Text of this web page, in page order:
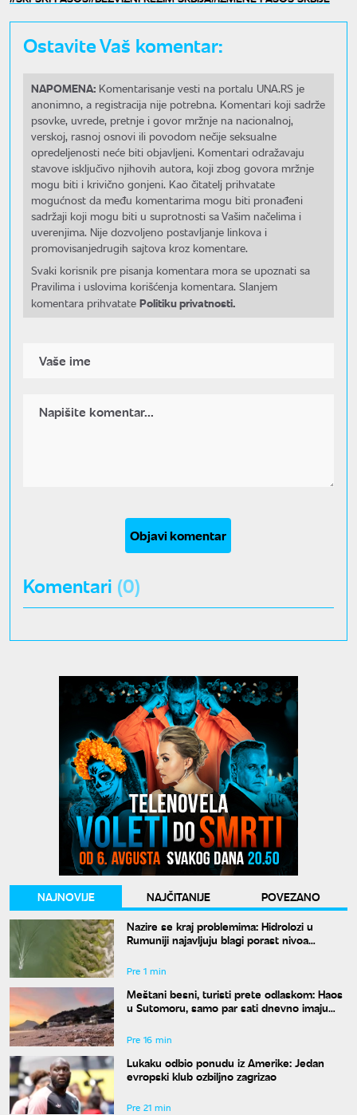
Ostavite Vaš komentar:
NAPOMENA: Komentarisanje vesti na portalu UNA.RS je
anonimno, a registracija nije potrebna. Komentari koji sadrže
psovke, uvrede, pretnje i govor mržnje na nacionalnoj,
verskoj, rasnoj osnovi ili povodom nečije seksualne
opredeljenosti neće biti objavljeni. Komentari odražavaju
stavove isključivo njihovih autora, koji zbog govora mržnje
mogu biti i krivično gonjeni. Kao čitatelj prihvatate
mogućnost da među komentarima mogu biti pronađeni
sadržaji koji mogu biti u suprotnosti sa Vašim načelima i
uverenjima. Nije dozvoljeno postavljanje linkova i
promovisanjedrugih sajtova kroz komentare.
Svaki korisnik pre pisanja komentara mora se upoznati sa
Pravilima i uslovima korišćenja komentara. Slanjem
komentara prihvatate Politiku privatnosti.
Objavi komentar
Komentari (0)
NAJNOVIJE NAJČITANIJE
POVEZANO
Nazire se kraj problemima: Hidrolozi u
Rumuniji najavljuju blagi porast nivoa
Pre 1 min
Meštani besni, turisti prete odlaskom: Haos
u Sutomoru, samo par sati dnevno imaju
Pre 16 min
Lukaku odbio ponudu iz Amerike: Jedan
evropski klub ozbiljno zagrizao
Pre 21 min